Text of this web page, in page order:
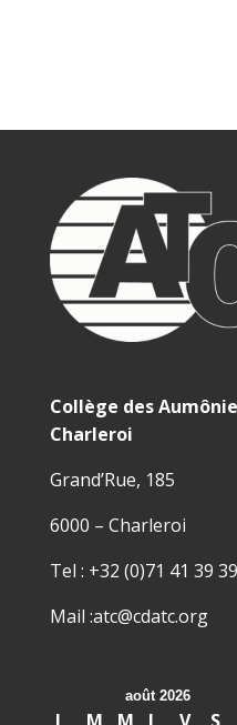
Collège des
Charleroi
Grand’Rue, 185
6000 – Charleroi
Tel : +32 (0)71 41 39 39
Mail :atc@cdatc.org
août 2026